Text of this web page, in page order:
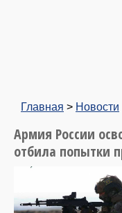
Главная > Новости
Армия России
отбила попытки